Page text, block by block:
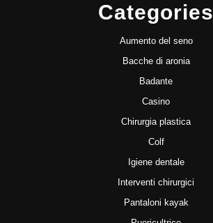
Categories
Aumento del seno
Bacche di aronia
Badante
Casino
Chirurgia plastica
Colf
Igiene dentale
Interventi chirurgici
Pantaloni kayak